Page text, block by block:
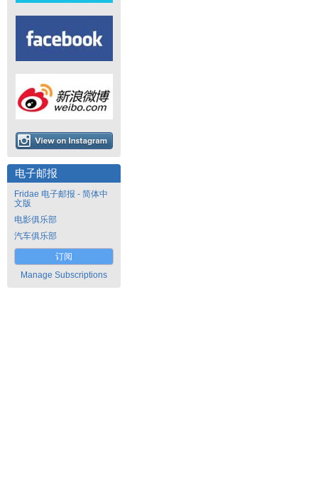
电子邮报
Fridae 电子邮报 - 简体中
文版
电影俱乐部
汽车俱乐部
订阅
Manage Subscriptions